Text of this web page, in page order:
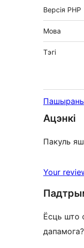
Версія PHP
Мова
Тэгі
Ацэнкі
Пакуль
Your
Ёсць што
дапамога?